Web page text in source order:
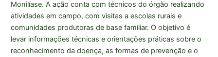
Monilíase. A ação conta com técnicos do órgão realizando
atividades em campo, com visitas a escolas rurais e
comunidades produtoras de base familiar. O objetivo é
levar informações técnicas e orientações práticas sobre o
reconhecimento da doença, as formas de prevenção e o